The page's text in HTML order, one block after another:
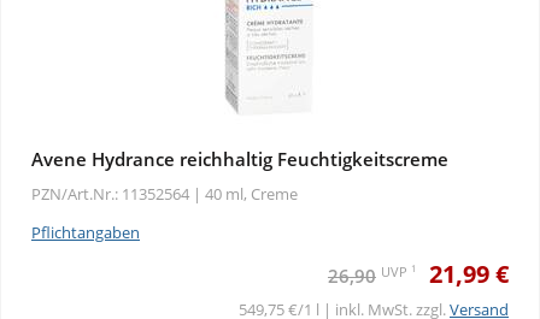
Avene Hydrance reichhaltig Feuchtigkeitscreme
PZN/Art.Nr.: 11352564 | 40 ml, Creme
Pflichtangaben
26,90 UVP 1 21,99 €
549,75 €/1 l | inkl. MwSt. zzgl.Versand